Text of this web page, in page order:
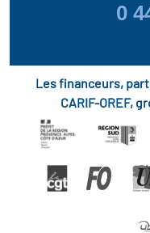
0
Les financeurs,
CARIF-OREF,